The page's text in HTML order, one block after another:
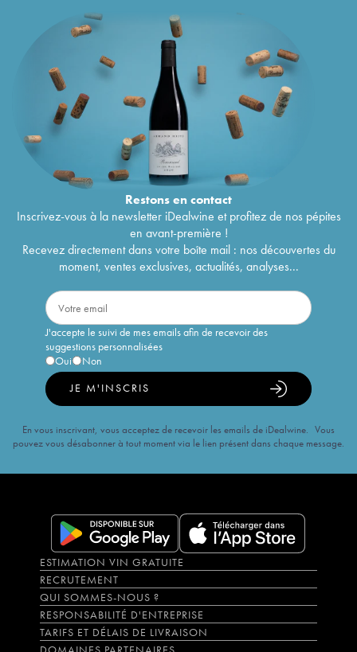
Restons encontact
Inscrivez-vous à la newsletter iDealwine et profitez de nos pépites
en avant-première !
Recevez directement dans votre boîte mail : nos découvertes du
moment, ventes exclusives, actualités, analyses...
J'accepte le suivi de mes emails afin de recevoir des
suggestions personnalisées
Oui
Non
JE M'INSCRIS
En vous inscrivant, vous acceptez de recevoir les emails de iDealwine. Vous
pouvez vous désabonner à tout moment via le lien présent dans chaque message.
ESTIMATION VIN GRATUITE
RECRUTEMENT
QUI SOMMES-NOUS ?
RESPONSABILITÉ D'ENTREPRISE
TARIFS ET DÉLAIS DE LIVRAISON